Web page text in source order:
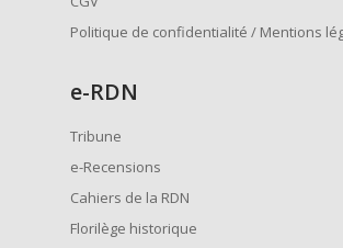
Politique de confidentialité / Mentions
e-RDN
Tribune
e-Recensions
Cahiers de la RDN
Florilège historique